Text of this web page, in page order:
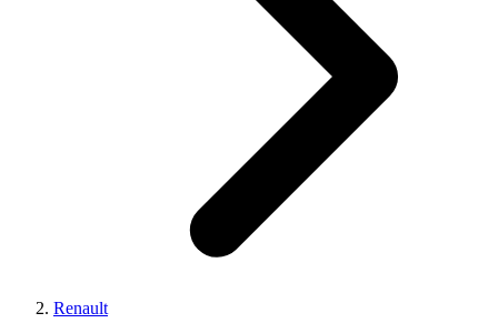
Renault